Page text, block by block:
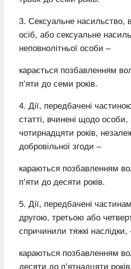
3. Сексуальне насильство,
осіб, або сексуальне
неповнолітньої особи –
карається позбавленням
п’яти до семи років.
4. Дії, передбачені
статті, вчинені щодо особи,
чотирнадцяти років,
добровільної згоди –
караються позбавленням
п’яти до десяти років.
5. Дії, передбачені
другою, третьою або
спричинили тяжкі наслідки,
караються позбавленням
десяти до п’ятнадцяти